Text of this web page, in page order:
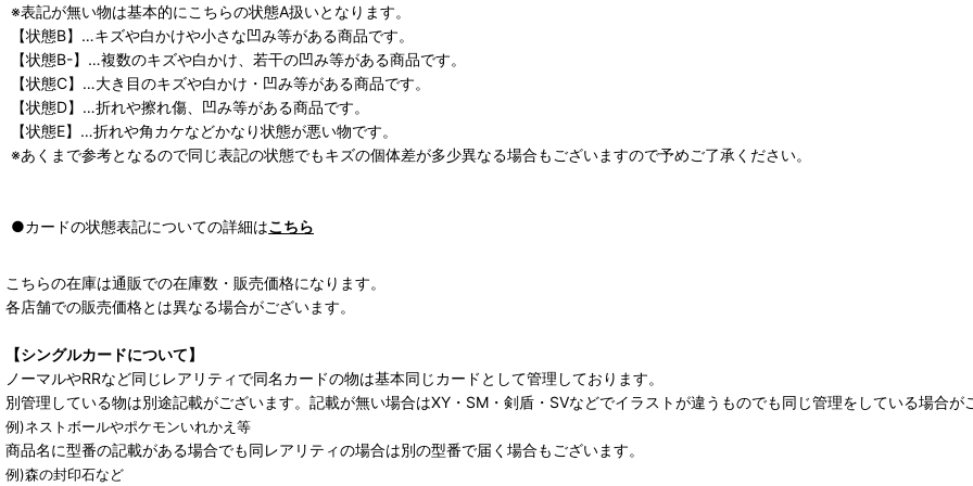
※表記が無い物は基本的にこちらの状態A扱いとなります。
【状態B】…キズや白かけや小さな凹み等がある商品です。
【状態B-】…複数のキズや白かけ、若干の凹み等がある商品です。
【状態C】…大き目のキズや白かけ・凹み等がある商品です。
【状態D】…折れや擦れ傷、凹み等がある商品です。
【状態E】…折れや角カケなどかなり状態が悪い物です。
※あくまで参考となるので同じ表記の状態でもキズの個体差が多少異なる場合もございますので予めご了承ください。
●カードの状態表記についての詳細はこちら
こちらの在庫は通販での在庫数・販売価格になります。
各店舗での販売価格とは異なる場合がございます。
【シングルカードについて】
ノーマルやRRなど同じレアリティで同名カードの物は基本同じカードとして管理しております。
別管理している物は別途記載がございます。記載が無い場合はXY・SM・剣盾・SVなどでイラストが違うものでも同じ管理をしている場合が
例)ネストボールやポケモンいれかえ等
商品名に型番の記載がある場合でも同レアリティの場合は別の型番で届く場合もございます。
例)森の封印石など